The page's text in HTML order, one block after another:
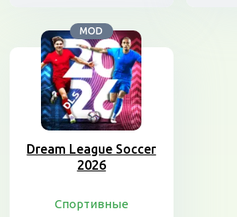
MOD
Dream League Soccer
2026
Спортивные